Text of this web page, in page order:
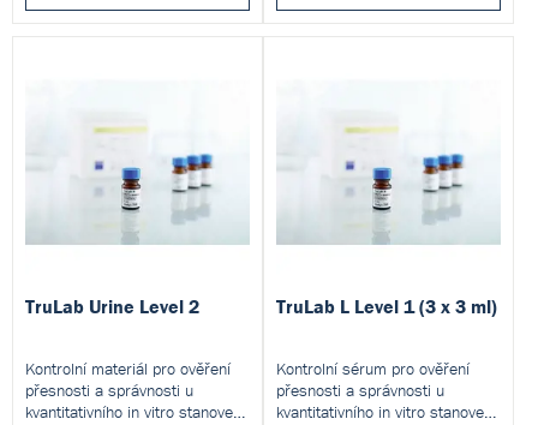
TruLab Urine Level 2
Kontrolní materiál pro ověření
přesnosti a správnosti u
kvantitativního in vitro stanovení
TruLab L Level 1 (3 x 3 ml)
Kontrolní sérum pro ověření
přesnosti a správnosti u
kvantitativního in vitro stanovení